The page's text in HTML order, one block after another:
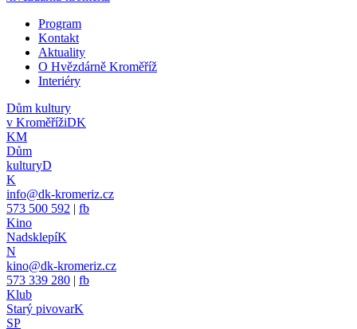
Program
Kontakt
Aktuality
O Hvězdárně Kroměříž
Interiéry
Dům kultury
v KroměřížiDK
KM
Dům
kulturyD
K
info@dk-kromeriz.cz
573 500 592 | fb
Kino
NadsklepíK
N
kino@dk-kromeriz.cz
573 339 280 | fb
Klub
Starý pivovarK
SP